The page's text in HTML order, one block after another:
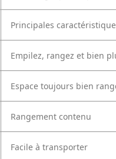
Principales
Empilez, rangez et bien
Espace toujours bien
Rangement contenu
Facile à transporter